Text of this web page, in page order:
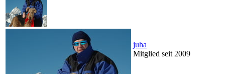
juha
Mitglied seit 2009